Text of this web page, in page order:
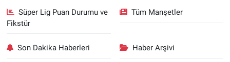
Süper Lig Puan Durumu ve
Fikstür
Tüm Manşetler
Son Dakika Haberleri Haber Arşivi